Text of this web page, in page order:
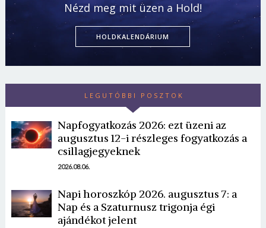
Nézd meg mit üzen a Hold!
HOLDKALENDÁRIUM
LEGUTÓBBI POSZTOK
Napfogyatkozás 2026: ezt üzeni az
augusztus 12-i részleges fogyatkozás a
csillagjegyeknek
2026.08.06.
Napi horoszkóp 2026. augusztus 7: a
Nap és a Szaturnusz trigonja égi
ajándékot jelent
Borsonline bejelentkezés